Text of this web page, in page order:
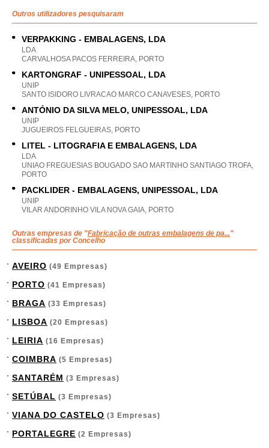
Outros utilizadores pesquisaram
VERPAKKING - EMBALAGENS, LDA
LDA
CARVALHOSA PACOS FERREIRA, PORTO
KARTONGRAF - UNIPESSOAL, LDA
UNIP
SANTO ISIDORO LIVRACAO MARCO CANAVESES, PORTO
ANTÓNIO DA SILVA MELO, UNIPESSOAL, LDA
UNIP
JUGUEIROS FELGUEIRAS, PORTO
LITEL - LITOGRAFIA E EMBALAGENS, LDA
LDA
UNIAO FREGUESIAS BOUGADO SAO MARTINHO SANTIAGO TROFA,
PORTO
PACKLIDER - EMBALAGENS, UNIPESSOAL, LDA
UNIP
VILAR ANDORINHO VILA NOVA GAIA, PORTO
Outras empresas de "Fabricação de outras embalagens de pa..."
classificadas por Concelho
AVEIRO (49 Empresas)
PORTO (41 Empresas)
BRAGA (33 Empresas)
LISBOA (20 Empresas)
LEIRIA (16 Empresas)
COIMBRA (5 Empresas)
SANTARÉM (3 Empresas)
SETÚBAL (3 Empresas)
VIANA DO CASTELO (3 Empresas)
PORTALEGRE (2 Empresas)